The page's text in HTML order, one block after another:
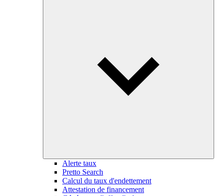
Alerte taux
Pretto Search
Calcul du taux d'endettement
Attestation de financement